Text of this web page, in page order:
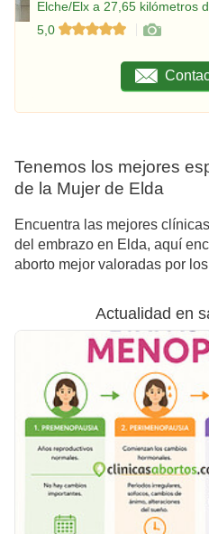
Elche/Elx a 27,65 kilómetros
5,0
Tenemos los mejores
de la Mujer de Elda
Encuentra las mejores
del embrazo en Elda, aquí
aborto mejor valoradas por
Actualidad en